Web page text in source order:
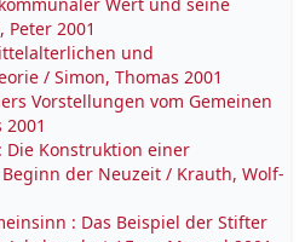
2001
und
/ Simon, Thomas 2001
Vorstellungen vom Gemeinen
Die Konstruktion einer
der Neuzeit / Krauth, Wolf-
: Das Beispiel der Stifter